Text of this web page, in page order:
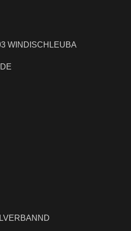
WINDISCHLEUBA